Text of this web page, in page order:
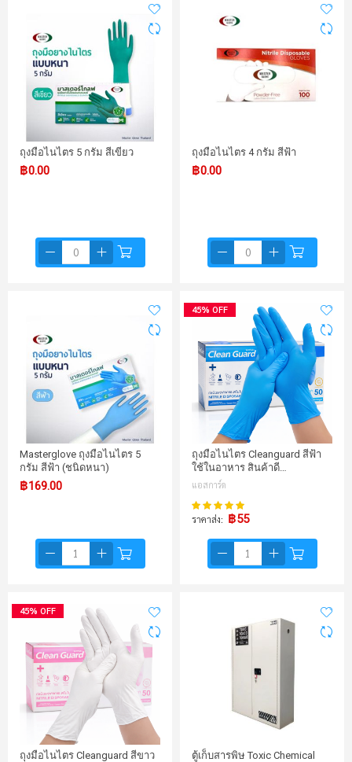
ถุงมือไนไตร 5 กรัม สีเขียว
฿0.00
ถุงมือไนไตร 4 กรัม สีฟ้า
฿0.00
Masterglove ถุงมือไนไตร 5
กรัม สีฟ้า (ชนิดหนา)
฿169.00
45% OFF
ถุงมือไนไตร Cleanguard สีฟ้า
ใช้ในอาหาร สินค้าดี…
แอสการ์ด
คะแนน:
ราคาส่ง
฿55
45% OFF
ถุงมือไนไตร Cleanguard สีขาว
ตู้เก็บสารพิษ Toxic Chemical